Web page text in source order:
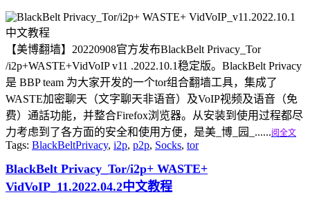
【美博翻墙】20220908官方发布BlackBelt Privacy_Tor
/i2p+WASTE+VidVoIP v11 .2022.10.1稳定版。BlackBelt Privacy
是 BBP team 为大家开发的一个tor组合翻墙工具，集成了
WASTE加密聊天（文字聊天非语音）及VoIP视频及语音（免
费）通話功能，并整合Firefox浏览器。从安装到使用过程都尽
力考虑到了各方面的安全和使用方便，是美_博_园_......阅全文
Tags: BlackBeltPrivacy, i2p, p2p, Socks, tor
BlackBelt Privacy_Tor/i2p+ WASTE+
VidVoIP_11.2022.04.2中文教程